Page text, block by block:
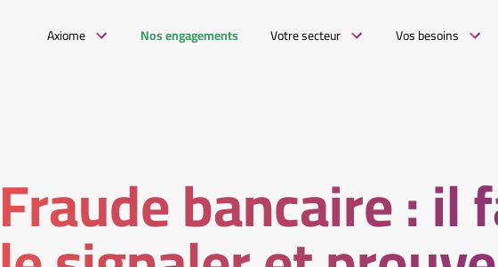
Axiome Nos engagements Votre secteur Vos besoins
Fraude bancaire : il